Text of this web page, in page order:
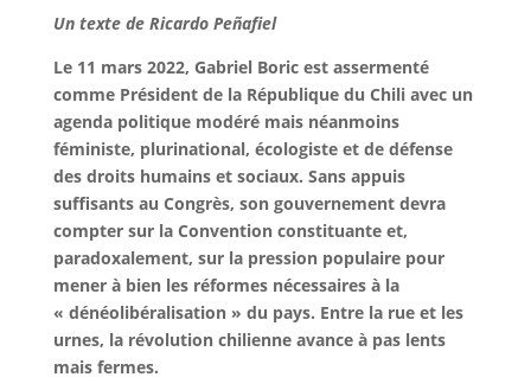
Un texte de Ricardo Peñafiel
Le 11 mars 2022, Gabriel Boric est assermenté
comme Président de la République du Chili avec un
agenda politique modéré mais néanmoins
féministe, plurinational, écologiste et de défense
des droits humains et sociaux. Sans appuis
suffisants au Congrès, son gouvernement devra
compter sur la Convention constituante et,
paradoxalement, sur la pression populaire pour
mener à bien les réformes nécessaires à la
« dénéolibéralisation » du pays. Entre la rue et les
urnes, la révolution chilienne avance à pas lents
mais fermes.